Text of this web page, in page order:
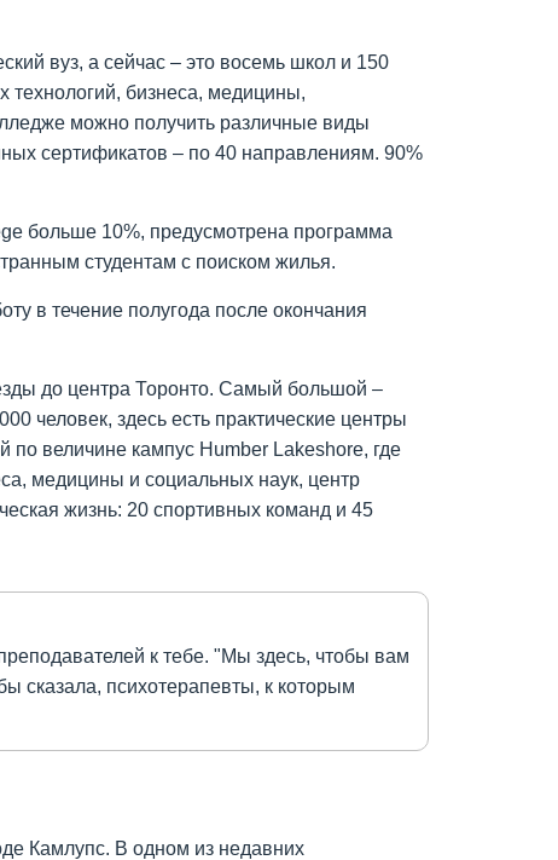
вуз, а сейчас – это восемь школ и 150
бизнеса, медицины,
можно получить различные виды
сертификатов – по 40 направлениям. 90%
больше 10%, предусмотрена программа
студентам с поиском жилья.
в течение полугода после окончания
до центра Торонто. Самый большой –
человек, здесь есть практические центры
по величине кампус Humber Lakeshore, где
медицины и социальных наук, центр
жизнь: 20 спортивных команд и 45
к тебе. "Мы здесь, чтобы вам
сказала, психотерапевты, к которым
Камлупс. В одном из недавних